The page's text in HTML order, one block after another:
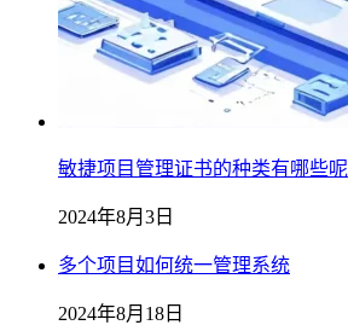
敏捷项目管理证书的种类有哪些呢
2024年8月3日
多个项目如何统一管理系统
2024年8月18日